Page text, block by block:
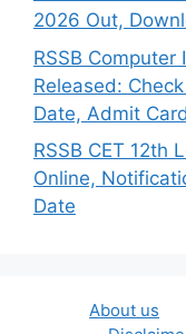
2026 Out,
RSSB
Released:
Date, Admit
RSSB CET 12th
Online,
Date
About us